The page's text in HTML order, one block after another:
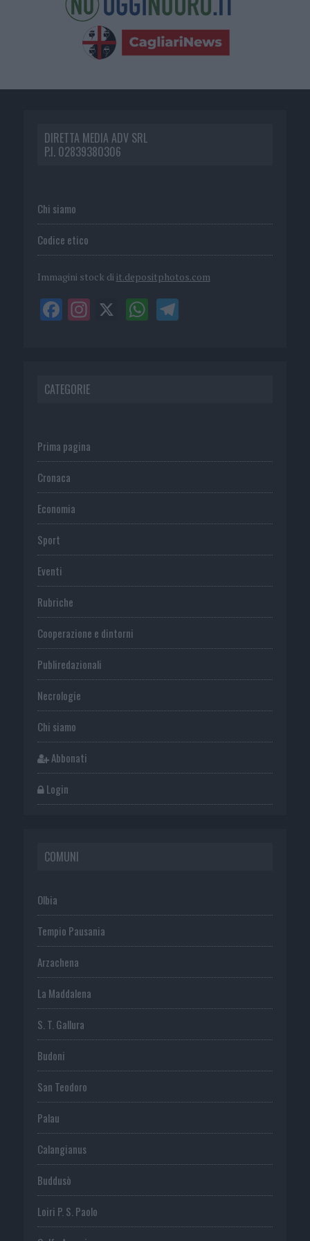
DIRETTA MEDIA ADV SRL
P.I. 02839380306
Chi siamo
Codice etico
Immagini stock di it.depositphotos.com
CATEGORIE
Prima pagina
Cronaca
Economia
Sport
Eventi
Rubriche
Cooperazione e dintorni
Publiredazionali
Necrologie
Chi siamo
Abbonati
Login
COMUNI
Olbia
Tempio Pausania
Arzachena
La Maddalena
S. T. Gallura
Budoni
San Teodoro
Palau
Calangianus
Buddusò
Loiri P. S. Paolo